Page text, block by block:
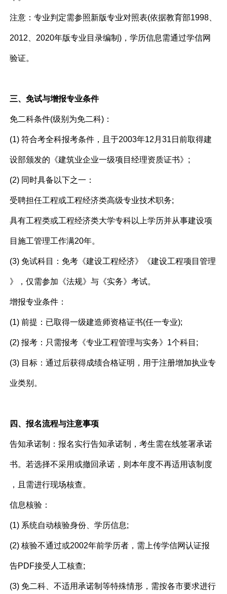
注意：专业判定需参照新版专业对照表(依据教育部1998、
2012、2020年版专业目录编制)，学历信息需通过学信网
验证。
三、免试与增报专业条件
免二科条件(级别为免二科)：
(1) 符合考全科报考条件，且于2003年12月31日前取得建
设部颁发的《建筑业企业一级项目经理资质证书》;
(2) 同时具备以下之一：
受聘担任工程或工程经济类高级专业技术职务;
具有工程类或工程经济类大学专科以上学历并从事建设项
目施工管理工作满20年。
(3) 免试科目：免考《建设工程经济》《建设工程项目管理
》，仅需参加《法规》与《实务》考试。
增报专业条件：
(1) 前提：已取得一级建造师资格证书(任一专业);
(2) 报考：只需报考《专业工程管理与实务》1个科目;
(3) 目标：通过后获得成绩合格证明，用于注册增加执业专
业类别。
四、报名流程与注意事项
告知承诺制：报名实行告知承诺制，考生需在线签署承诺
书。若选择不采用或撤回承诺，则本年度不再适用该制度
，且需进行现场核查。
信息核验：
(1) 系统自动核验身份、学历信息;
(2) 核验不通过或2002年前学历者，需上传学信网认证报
告PDF接受人工核查;
(3) 免二科、不适用承诺制等特殊情形，需按各市要求进行